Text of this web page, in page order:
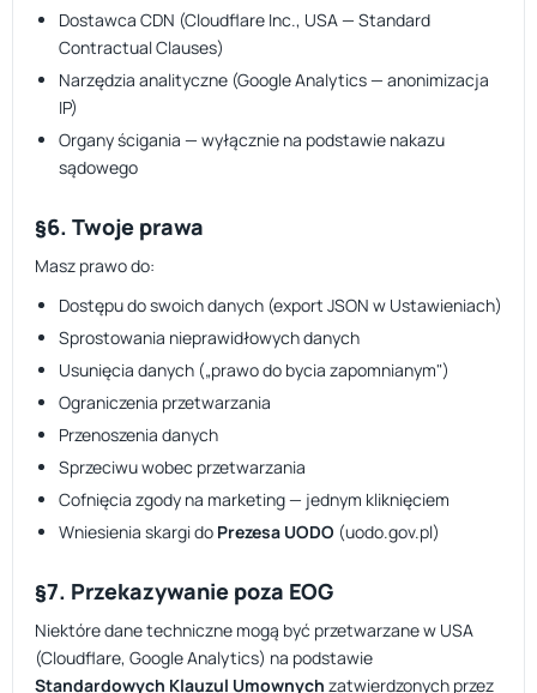
Dostawca CDN (Cloudflare Inc., USA — Standard
Contractual Clauses)
Narzędzia analityczne (Google Analytics — anonimizacja
IP)
Organy ścigania — wyłącznie na podstawie nakazu
sądowego
§6. Twoje prawa
Masz prawo do:
Dostępu do swoich danych (export JSON w Ustawieniach)
Sprostowania nieprawidłowych danych
Usunięcia danych („prawo do bycia zapomnianym")
Ograniczenia przetwarzania
Przenoszenia danych
Sprzeciwu wobec przetwarzania
Cofnięcia zgody na marketing — jednym kliknięciem
Wniesienia skargi do Prezesa UODO (uodo.gov.pl)
§7. Przekazywanie poza EOG
Niektóre dane techniczne mogą być przetwarzane w USA
(Cloudflare, Google Analytics) na podstawie
Standardowych Klauzul Umownych zatwierdzonych przez